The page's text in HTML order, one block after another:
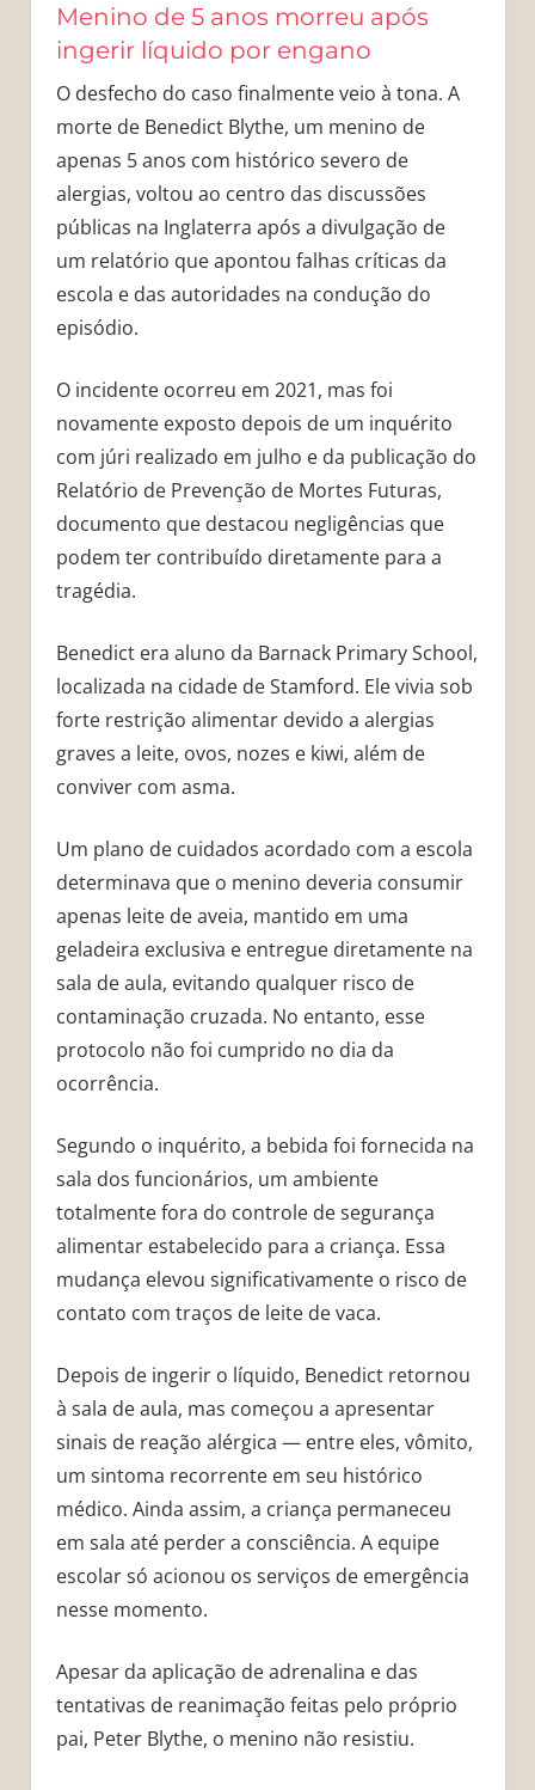
Menino de 5 anos morreu após
ingerir líquido por engano
O desfecho do caso finalmente veio à tona. A
morte de Benedict Blythe, um menino de
apenas 5 anos com histórico severo de
alergias, voltou ao centro das discussões
públicas na Inglaterra após a divulgação de
um relatório que apontou falhas críticas da
escola e das autoridades na condução do
episódio.
O incidente ocorreu em 2021, mas foi
novamente exposto depois de um inquérito
com júri realizado em julho e da publicação do
Relatório de Prevenção de Mortes Futuras,
documento que destacou negligências que
podem ter contribuído diretamente para a
tragédia.
Benedict era aluno da Barnack Primary School,
localizada na cidade de Stamford. Ele vivia sob
forte restrição alimentar devido a alergias
graves a leite, ovos, nozes e kiwi, além de
conviver com asma.
Um plano de cuidados acordado com a escola
determinava que o menino deveria consumir
apenas leite de aveia, mantido em uma
geladeira exclusiva e entregue diretamente na
sala de aula, evitando qualquer risco de
contaminação cruzada. No entanto, esse
protocolo não foi cumprido no dia da
ocorrência.
Segundo o inquérito, a bebida foi fornecida na
sala dos funcionários, um ambiente
totalmente fora do controle de segurança
alimentar estabelecido para a criança. Essa
mudança elevou significativamente o risco de
contato com traços de leite de vaca.
Depois de ingerir o líquido, Benedict retornou
à sala de aula, mas começou a apresentar
sinais de reação alérgica — entre eles, vômito,
um sintoma recorrente em seu histórico
médico. Ainda assim, a criança permaneceu
em sala até perder a consciência. A equipe
escolar só acionou os serviços de emergência
nesse momento.
Apesar da aplicação de adrenalina e das
tentativas de reanimação feitas pelo próprio
pai, Peter Blythe, o menino não resistiu.